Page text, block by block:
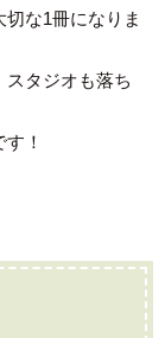
な1冊になりま
タジオも落ち
！